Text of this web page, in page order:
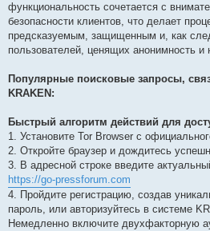
функциональность сочетается с
безопасности клиентов, что делает
предсказуемым, защищенным и, как
пользователей, ценящих анонимность и
Популярные поисковые запросы,
KRAKEN:
Быстрый алгоритм действий для
1. Установите Tor Browser с
2. Откройте браузер и дождитесь
3. В адресной строке введите
https://go-pressforum.com
4. Пройдите регистрацию, создав
пароль, или авторизуйтесь в системе
Немедленно включите двухфакторную